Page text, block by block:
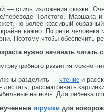
— стиль изложения сказки.
переводе Толстого, Маршака
но более красивый
важно. По речи
Поэтому чтобы обеспечить
нужно начинать читать
развития можно
разделить — чтение и
листать, рассматривать
на ночь. Для ребенка
игрушки для